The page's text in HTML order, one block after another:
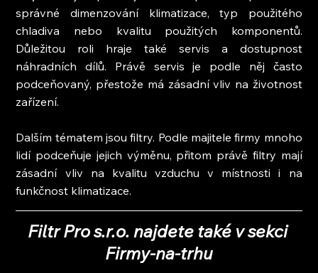
správné dimenzování klimatizace, typ použitého
chladiva nebo kvalitu použitých komponentů.
Důležitou roli hraje také servis a dostupnost
náhradních dílů. Právě servis je podle něj často
podceňovaný, přestože má zásadní vliv na životnost
zařízení.
Dalším tématem jsou filtry. Podle majitele firmy mnoho
lidí podceňuje jejich výměnu, přitom právě filtry mají
zásadní vliv na kvalitu vzduchu v místnosti i na
funkčnost klimatizace.
Filtr Pro s.r.o. najdete také v sekci
Firmy-na-trhu